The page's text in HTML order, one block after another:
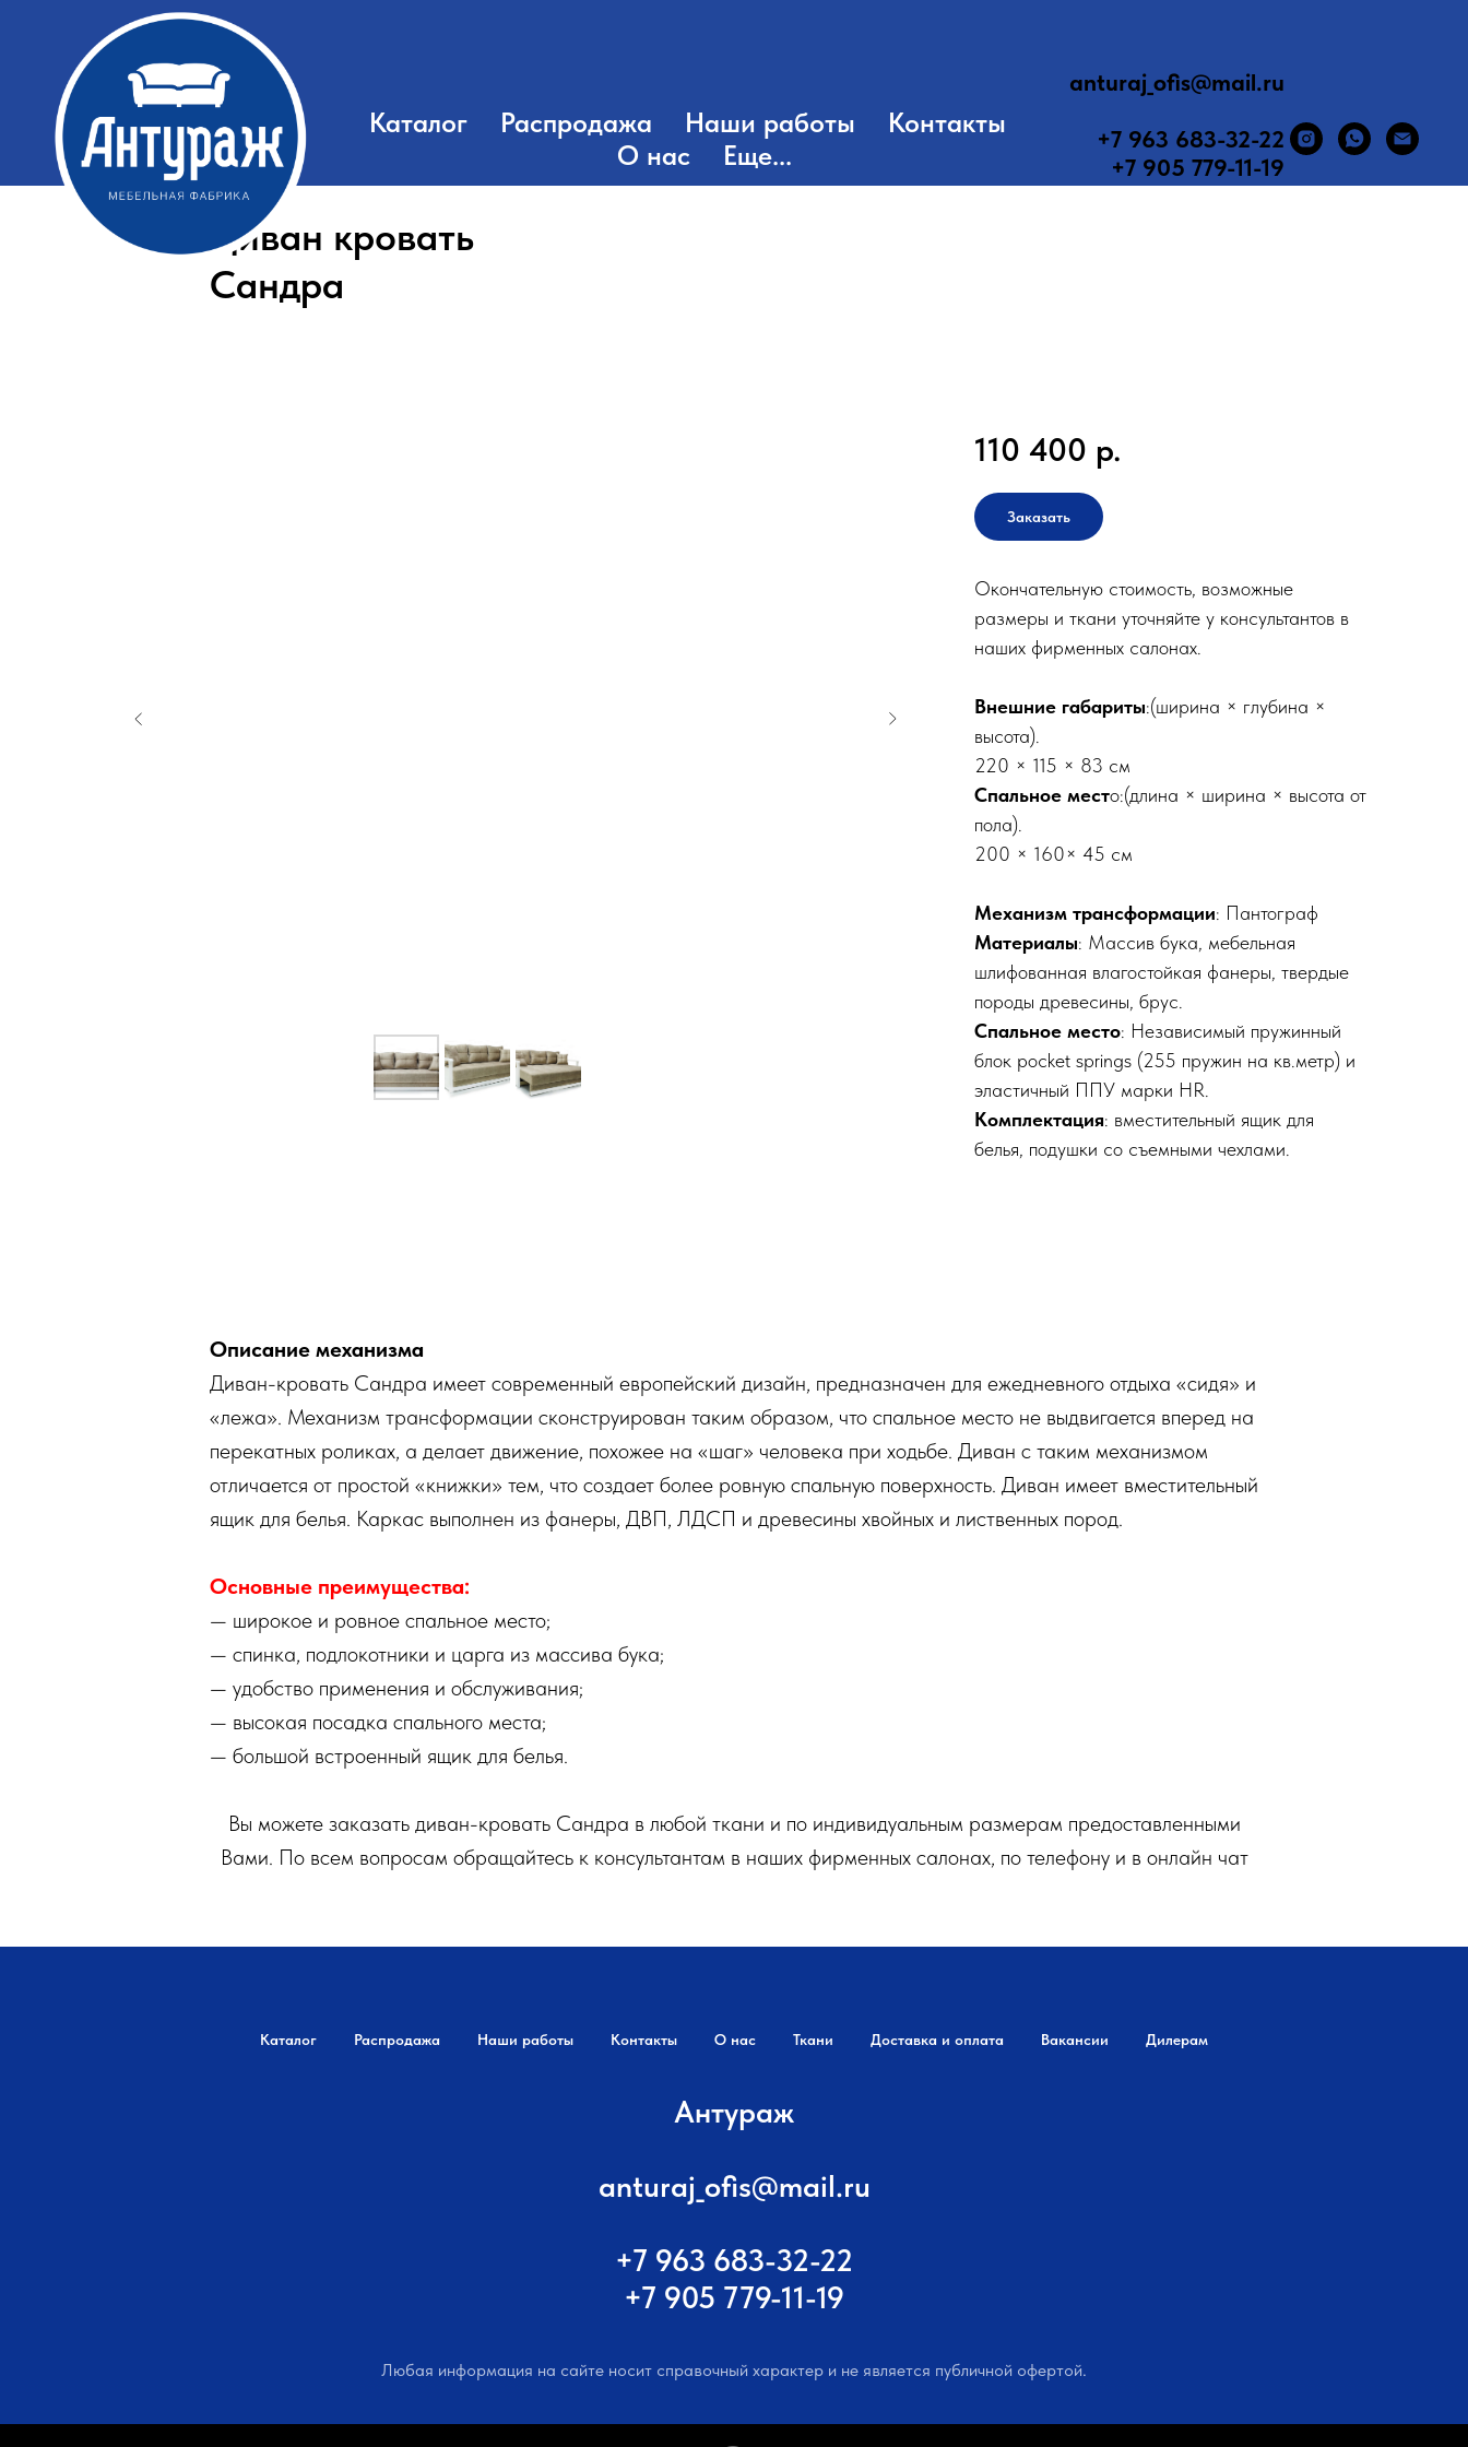
Каталог Распродажа Наши работы
Контакты
О нас
Еще...
anturaj_ofis@mail.ru
+7 963 683-32-22
+7 905 779-11-19
Диван кровать
Сандра
110 400 р.
Заказать
Окончательную стоимость, возможные
размеры и ткани уточняйте у консультантов в
наших фирменных салонах.
Внешние габариты:(ширина × глубина ×
высота).
220 × 115 × 83 см
Спальное место:(длина × ширина × высота от
пола).
200 × 160× 45 см
Механизм трансформации: Пантограф
Материалы: Массив бука, мебельная
шлифованная влагостойкая фанеры, твердые
породы древесины, брус.
Спальное место: Независимый пружинный
блок pocket springs (255 пружин на кв.метр) и
эластичный ППУ марки HR.
Комплектация: вместительный ящик для
белья, подушки со съемными чехлами.
Описание механизма
Диван-кровать Сандра имеет современный европейский дизайн, предназначен для ежедневного отдыха «сидя» и
«лежа». Механизм трансформации сконструирован таким образом, что спальное место не выдвигается вперед на
перекатных роликах, а делает движение, похожее на «шаг» человека при ходьбе. Диван с таким механизмом
отличается от простой «книжки» тем, что создает более ровную спальную поверхность. Диван имеет вместительный
ящик для белья. Каркас выполнен из фанеры, ДВП, ЛДСП и древесины хвойных и лиственных пород.
Основные преимущества:
— широкое и ровное спальное место;
— спинка, подлокотники и царга из массива бука;
— удобство применения и обслуживания;
— высокая посадка спального места;
— большой встроенный ящик для белья.
Вы можете заказать диван-кровать Сандра в любой ткани и по индивидуальным размерам предоставленными
Вами. По всем вопросам обращайтесь к консультантам в наших фирменных салонах, по телефону и в онлайн чат
Каталог Распродажа Наши работы Контакты О нас Ткани Доставка и оплата Вакансии Дилерам
Антураж
anturaj_ofis@mail.ru
+7 963 683-32-22
+7 905 779-11-19
Любая информация на сайте носит справочный характер и не является публичной офертой.